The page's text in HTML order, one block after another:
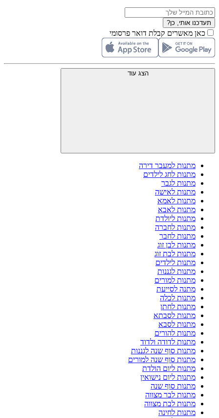
תעדכנו אותי, כן?
כאן מאשרים קבלת דואר פרסומי
הצג עוד
מתנות למעבר דירה
מתנות לחג לילדים
מתנות לגבר
מתנות לאישה
מתנות לאמא
מתנות לאבא
מתנות ליולדת
מתנות לחברה
מתנות לחבר
מתנות לבן זוג
מתנות לבת זוג
מתנות לילדים
מתנות לגננות
מתנות למורים
מתנה לסייעת
מתנות לכלה
מתנות לחתן
מתנות לסבתא
מתנות לסבא
מתנות להורים
מתנות לדודה ולדוד
מתנות סוף שנה לגננות
מתנות סוף שנה למורים
מתנות ליום הולדת
מתנות ליום נישואין
מתנות סוף שנה
מתנות לבר מצווה
מתנות לבת מצווה
מתנות לחינה